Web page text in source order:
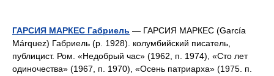
ГАРСИЯ МАРКЕС Габриель — ГАРСИЯ МАРКЕС (García
Márquez) Габриель (р. 1928). колумбийский писатель,
публицист. Ром. «Недобрый час» (1962, п. 1974), «Сто лет
одиночества» (1967, п. 1970), «Осень патриарха» (1975. п.